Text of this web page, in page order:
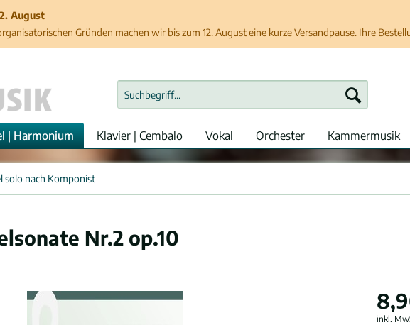
August
Gründen machen wir bis zum 12. August eine kurze Versandpause. Ihre
| Harmonium Klavier | Cembalo Vokal Orchester Kammermusik
solo nach Komponist
Nr.2 op.10
inkl.